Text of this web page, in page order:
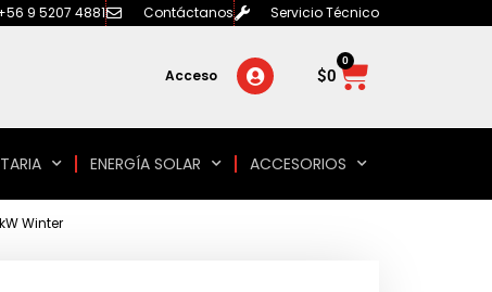
9 5207 4881 Contáctanos Servicio Técnico
Acceso $0
0
Carrito
ENERGÍA SOLAR ACCESORIOS
Winter